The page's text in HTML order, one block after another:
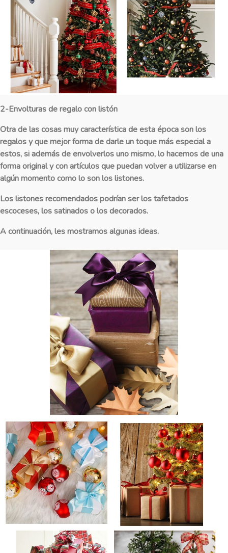
2-Envolturas de regalo con listón
Otra de las cosas muy característica de esta época son los
regalos y que mejor forma de darle un toque más especial a
estos, si además de envolverlos uno mismo, lo hacemos de una
forma original y con artículos que puedan volver a utilizarse en
algún momento como lo son los listones.
Los listones recomendados podrían ser los tafetados
escoceses, los satinados o los decorados.
A continuación, les mostramos algunas ideas.